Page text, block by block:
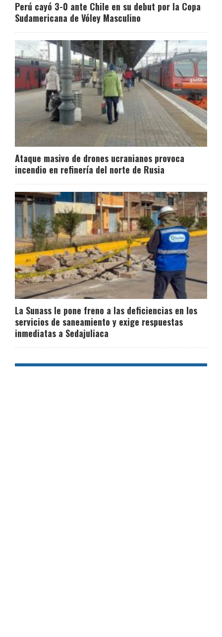
Perú cayó 3-0 ante Chile en su debut por la Copa
Sudamericana de Vóley Masculino
Ataque masivo de drones ucranianos provoca
incendio en refinería del norte de Rusia
La Sunass le pone freno a las deficiencias en los
servicios de saneamiento y exige respuestas
inmediatas a Sedajuliaca